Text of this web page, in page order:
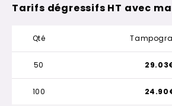
Tarifs dégressifs HT avec
Qté
50
100